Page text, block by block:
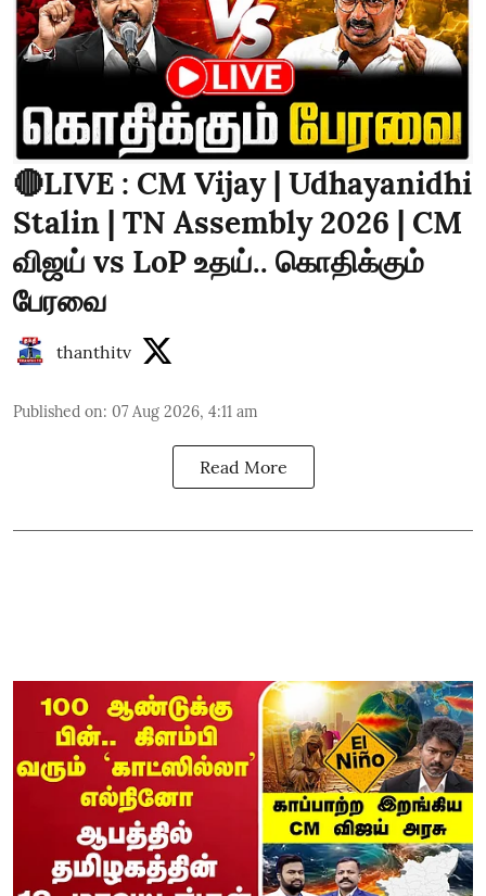
🔴LIVE : CM Vijay | Udhayanidhi
Stalin | TN Assembly 2026 | CM
விஜய் vs LoP உதய்.. கொதிக்கும்
பேரவை
thanthitv
Published on: 07 Aug 2026, 4:11 am
Read More